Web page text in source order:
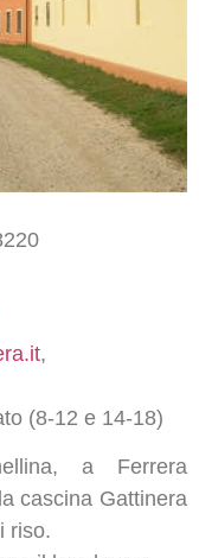
,
(8-12 e 14-18)
a Ferrera
cascina Gattinera
riso.